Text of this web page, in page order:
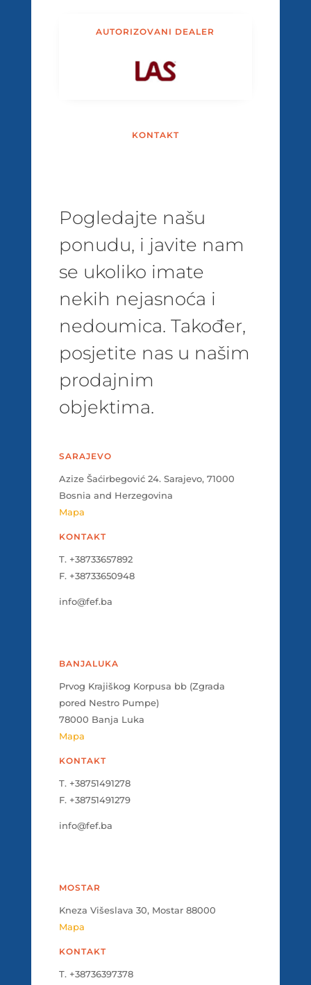
AUTORIZOVANI DEALER
KONTAKT
Pogledajte našu
ponudu, i javite nam
se ukoliko imate
nekih nejasnoća i
nedoumica. Također,
posjetite nas u našim
prodajnim
objektima.
SARAJEVO
Azize Šaćirbegović 24. Sarajevo, 71000
Bosnia and Herzegovina
Mapa
KONTAKT
T. +38733657892
F. +38733650948
info@fef.ba
BANJALUKA
Prvog Krajiškog Korpusa bb (Zgrada
pored Nestro Pumpe)
78000 Banja Luka
Mapa
KONTAKT
T. +38751491278
F. +38751491279
info@fef.ba
MOSTAR
Kneza Višeslava 30, Mostar 88000
Mapa
KONTAKT
T. +38736397378